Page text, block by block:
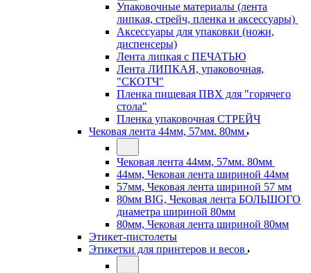
Упаковочные материалы (лента
липкая, стрейч, пленка и аксессуары)
Аксессуары для упаковки (ножи,
диспенсеры)
Лента липкая с ПЕЧАТЬЮ
Лента ЛИПКАЯ, упаковочная,
"СКОТЧ"
Пленка пищевая ПВХ для "горячего
стола"
Пленка упаковочная СТРЕЙЧ
Чековая лента 44мм, 57мм. 80мм
Чековая лента 44мм, 57мм. 80мм
44мм, Чековая лента шириной 44мм
57мм, Чековая лента шириной 57 мм
80мм BIG, Чековая лента БОЛЬШОГО
диаметра шириной 80мм
80мм, Чековая лента шириной 80мм
Этикет-пистолеты
Этикетки для принтеров и весов